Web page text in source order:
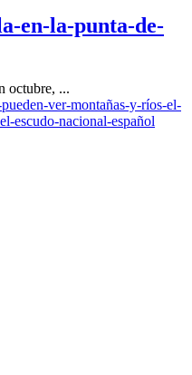
en-la-punta-de-
octubre, ...